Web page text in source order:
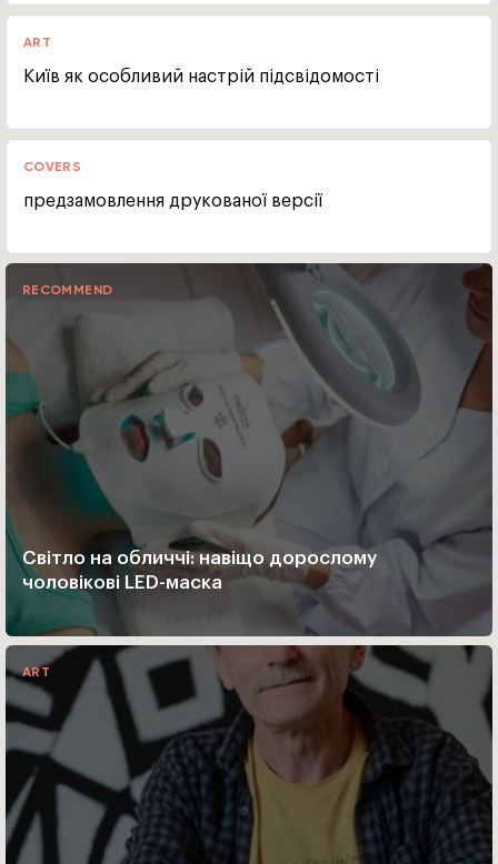
ART
Київ як особливий настрій підсвідомості
COVERS
предзамовлення друкованої версії
RECOMMEND
Світло на обличчі: навіщо дорослому
чоловікові LED-маска
ART